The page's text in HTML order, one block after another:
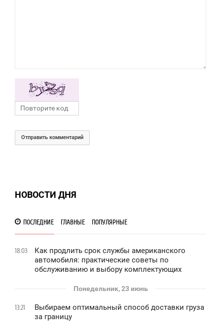
Отправить комментарий
НОВОСТИ ДНЯ
ПОСЛЕДНИЕ ГЛАВНЫЕ ПОПУЛЯРНЫЕ
18:03
Как продлить срок службы американского
автомобиля: практические советы по
обслуживанию и выбору комплектующих
Понедельник, 23 июнь
13:21
Выбираем оптимальный способ доставки груза
за границу